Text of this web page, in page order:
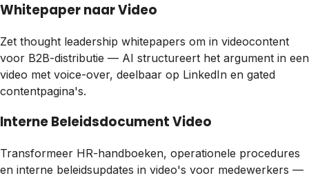
Whitepaper naar Video
Zet thought leadership whitepapers om in videocontent
voor B2B-distributie — AI structureert het argument in een
video met voice-over, deelbaar op LinkedIn en gated
contentpagina's.
Interne Beleidsdocument Video
Transformeer HR-handboeken, operationele procedures
en interne beleidsupdates in video's voor medewerkers —